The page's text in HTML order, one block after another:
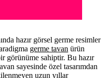
hazır görsel germe resimler
germe tavan ürün
görünüme sahiptir. Bu hazır
sayesinde özel tasarımdan
uzun yıllar